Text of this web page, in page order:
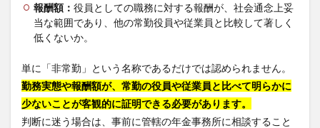
報酬額： 役員としての職務に対する報酬が、社会通念上妥
当な範囲であり、他の常勤役員や従業員と比較して著しく
低くないか。
単に「非常勤」という名称であるだけでは認められません。
勤務実態や報酬額が、常勤の役員や従業員と比べて明らかに
少ないことが客観的に証明できる必要があります。
判断に迷う場合は、事前に管轄の年金事務所に相談すること